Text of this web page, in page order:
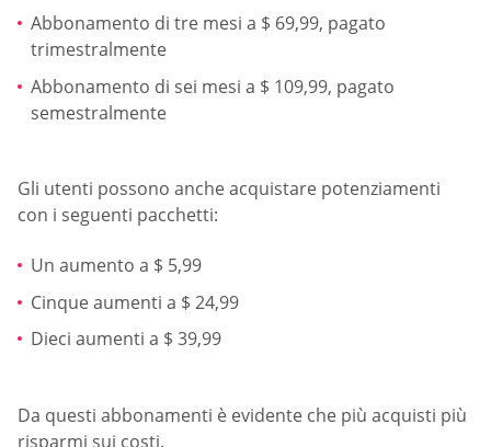
Abbonamento di tre mesi a $ 69,99, pagato
trimestralmente
Abbonamento di sei mesi a $ 109,99, pagato
semestralmente
Gli utenti possono anche acquistare potenziamenti
con i seguenti pacchetti:
Un aumento a $ 5,99
Cinque aumenti a $ 24,99
Dieci aumenti a $ 39,99
Da questi abbonamenti è evidente che più acquisti più
risparmi sui costi.